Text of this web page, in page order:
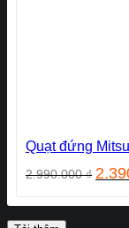
Quạt đứng
2.990.000₫ Giá
là: